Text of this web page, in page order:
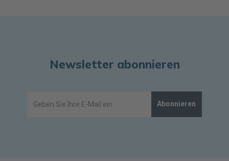
Newsletter abonnieren
Abonnieren